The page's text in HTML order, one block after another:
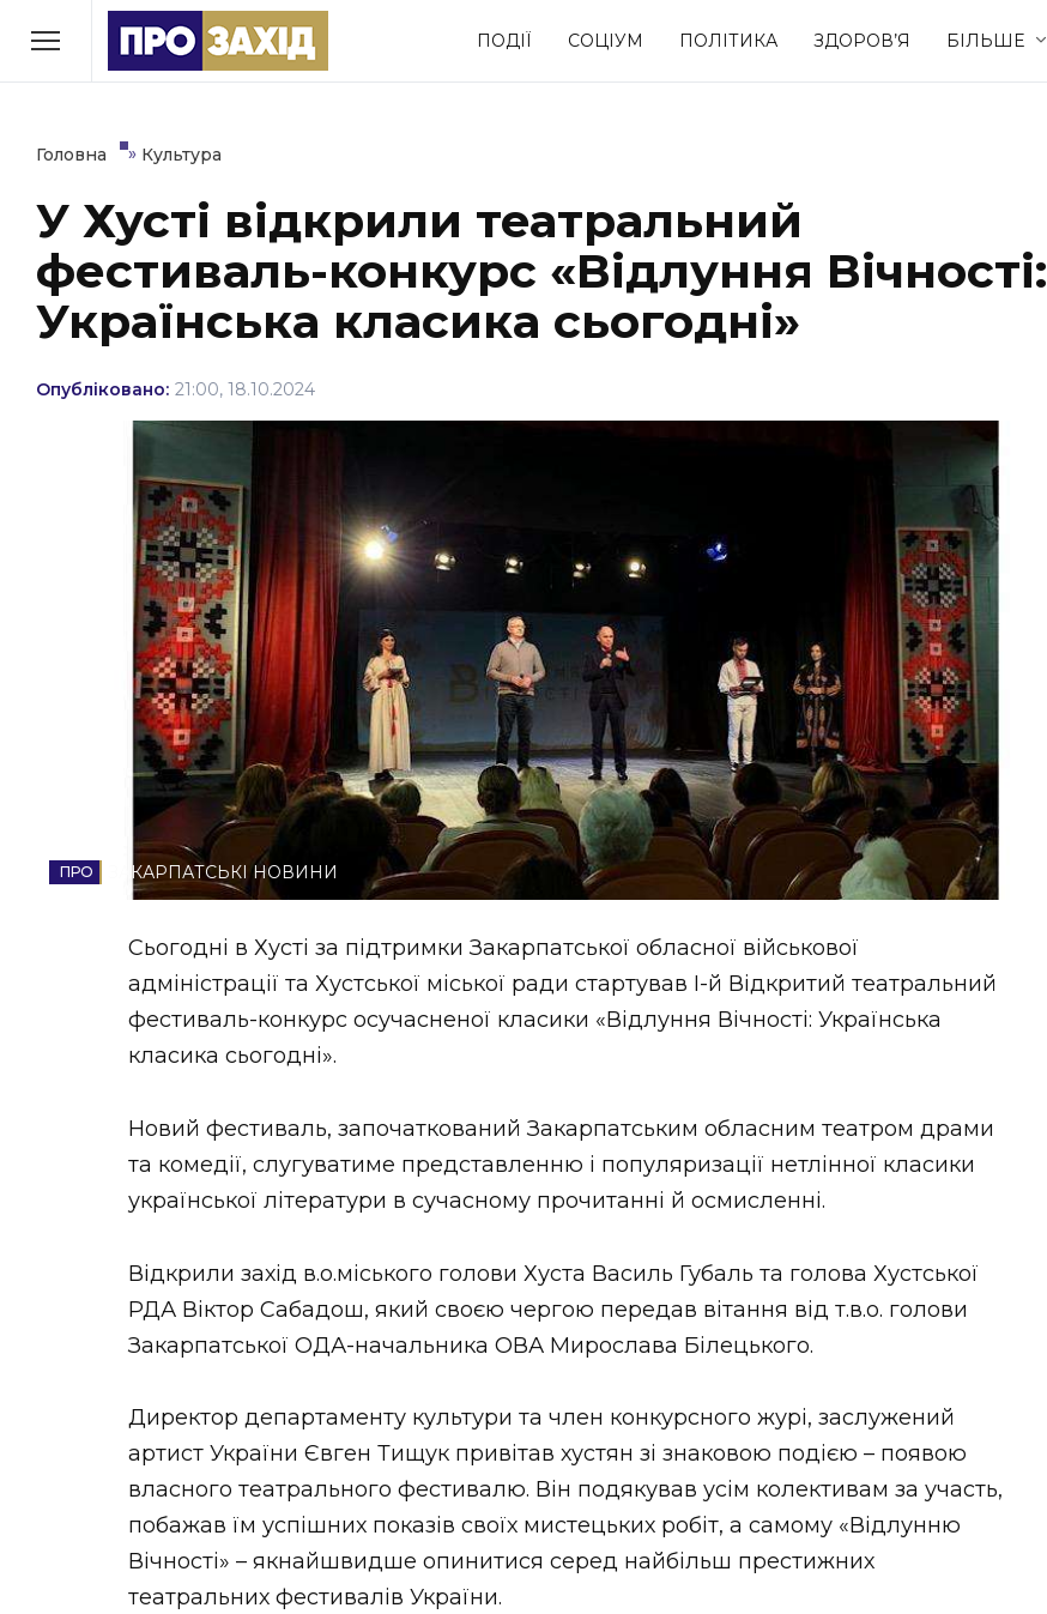
ПОДІЇ СОЦІУМ ПОЛІТИКА ЗДОРОВ’Я БІЛЬШЕ
РУБРИКИ
Економіка
Політика Соціум Спорт
Втрачений Ужгород
(відеоверсія)
ЗАКАРПАТСЬКІ НОВИНИ
НОВИНИ ЗАХІДНОЇ УКРАЇНИ
ФОТО
ВІДЕО
Головна » Культура
У Хусті відкрили театральний
фестиваль-конкурс «Відлуння Вічності:
Українська класика сьогодні»
Опубліковано: 21:00, 18.10.2024
ЗАКАРПАТСЬКІ НОВИНИ
Сьогодні в Хусті за підтримки Закарпатської обласної військової
адміністрації та Хустської міської ради стартував І-й Відкритий театральний
фестиваль-конкурс осучасненої класики «Відлуння Вічності: Українська
класика сьогодні».
Новий фестиваль, започаткований Закарпатським обласним театром драми
та комедії, слугуватиме представленню і популяризації нетлінної класики
української літератури в сучасному прочитанні й осмисленні.
Відкрили захід в.о.міського голови Хуста Василь Губаль та голова Хустської
РДА Віктор Сабадош, який своєю чергою передав вітання від т.в.о. голови
Закарпатської ОДА-начальника ОВА Мирослава Білецького.
Директор департаменту культури та член конкурсного журі, заслужений
артист України Євген Тищук привітав хустян зі знаковою подією – появою
власного театрального фестивалю. Він подякував усім колективам за участь,
побажав їм успішних показів своїх мистецьких робіт, а самому «Відлунню
Вічності» – якнайшвидше опинитися серед найбільш престижних
театральних фестивалів України.